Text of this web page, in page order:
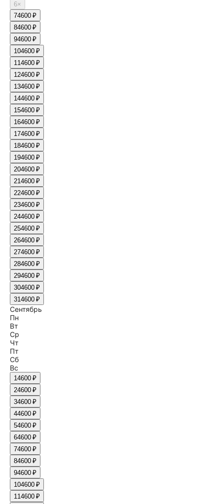
6×
74600 ₽
84600 ₽
94600 ₽
104600 ₽
114600 ₽
124600 ₽
134600 ₽
144600 ₽
154600 ₽
164600 ₽
174600 ₽
184600 ₽
194600 ₽
204600 ₽
214600 ₽
224600 ₽
234600 ₽
244600 ₽
254600 ₽
264600 ₽
274600 ₽
284600 ₽
294600 ₽
304600 ₽
314600 ₽
Сентябрь
Пн
Вт
Ср
Чт
Пт
Сб
Вс
14600 ₽
24600 ₽
34600 ₽
44600 ₽
54600 ₽
64600 ₽
74600 ₽
84600 ₽
94600 ₽
104600 ₽
114600 ₽